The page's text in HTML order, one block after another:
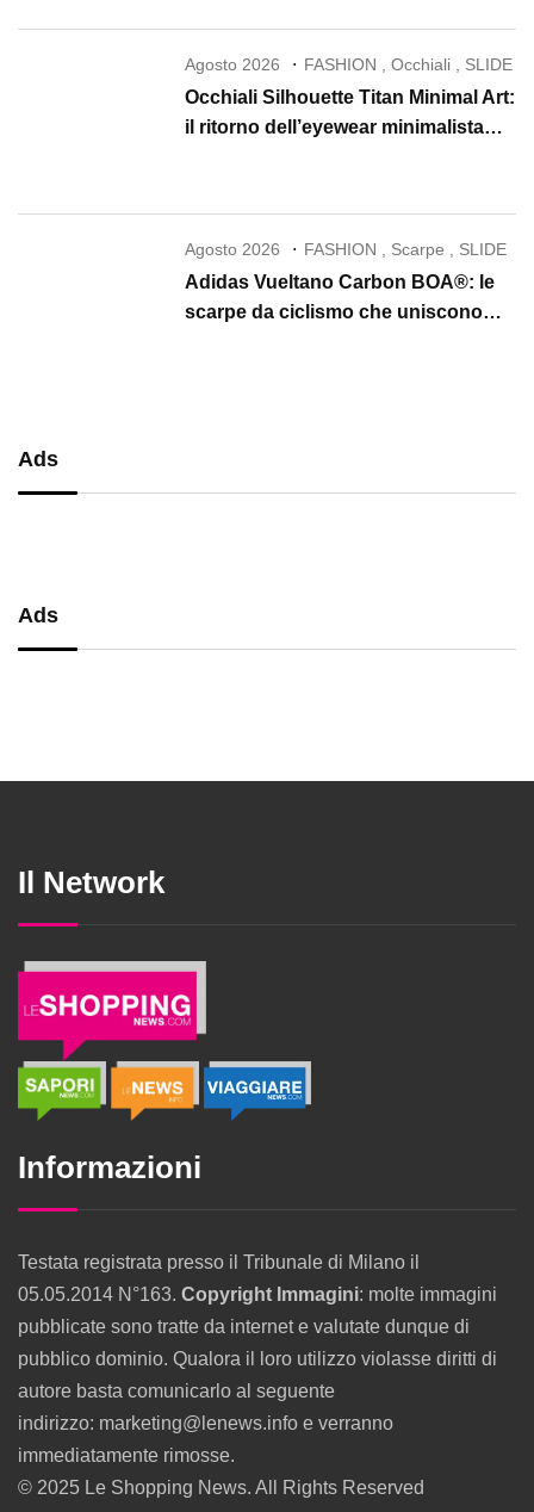
Agosto 2026 FASHION ,Occhiali SLIDE
Occhiali Silhouette Titan Minimal Art:
il ritorno dell’eyewear minimalista
Agosto 2026 FASHION Scarpe SLIDE
Adidas Vueltano Carbon BOA®: le
scarpe da ciclismo che uniscono
Ads
Ads
Il Network
Informazioni
Testata registrata presso il Tribunale di Milano il
05.05.2014 N°163. Copyright Immagini: molte immagini
pubblicate sono tratte da internet e valutate dunque di
pubblico dominio. Qualora il loro utilizzo violasse diritti di
autore basta comunicarlo al seguente
indirizzo: marketing@lenews.info e verranno
immediatamente rimosse.
© 2025 Le Shopping News. All Rights Reserved